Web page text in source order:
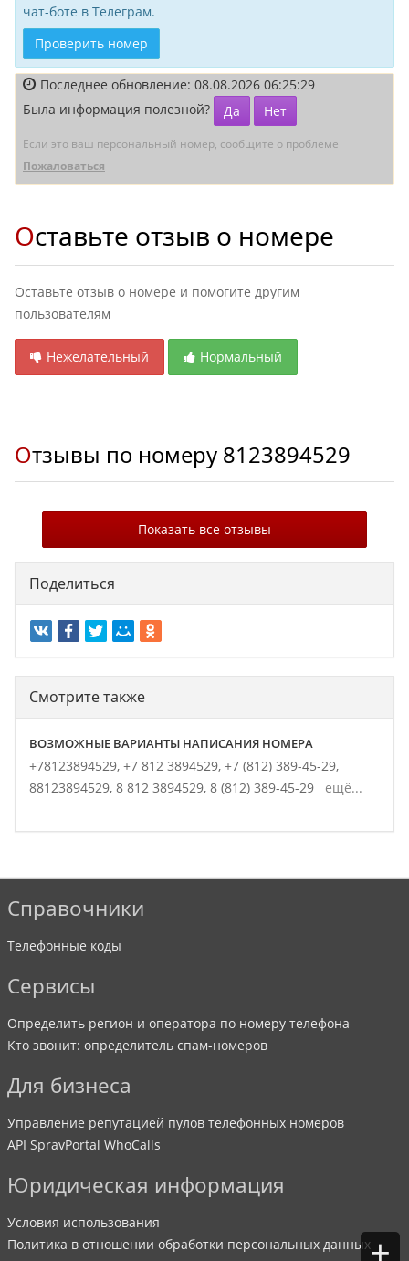
чат-боте в Телеграм.
Проверить номер
Последнее обновление: 08.08.2026 06:25:29
Была информация полезной?
Да Нет
Если это ваш персональный номер, сообщите о проблеме
Пожаловаться
Оставьте отзыв о номере
Оставьте отзыв о номере и помогите другим
пользователям
Нежелательный Нормальный
Отзывы по номеру 8123894529
Показать все отзывы
Поделиться
Смотрите также
ВОЗМОЖНЫЕ ВАРИАНТЫ НАПИСАНИЯ НОМЕРА
+78123894529, +7 812 3894529, +7 (812) 389-45-29,
88123894529, 8 812 3894529, 8 (812) 389-45-29 ещё...
Справочники
Телефонные коды
Сервисы
Определить регион и оператора по номеру телефона
Кто звонит: определитель спам-номеров
Для бизнеса
Управление репутацией пулов телефонных номеров
API SpravPortal WhoCalls
Юридическая информация
Условия использования
Политика в отношении обработки персональных данных